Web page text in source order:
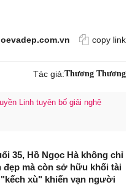
copy link
Tác giả:Thương Thương
Linh tuyên bố giải nghệ
35, Hồ Ngọc Hà không chỉ
đẹp mà còn sở hữu khối tài
xù" khiến vạn người